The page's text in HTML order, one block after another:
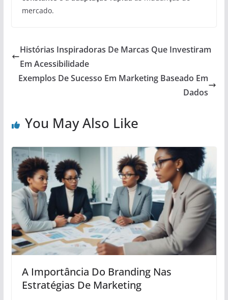
mercado.
Histórias Inspiradoras De Marcas Que Investiram
Em Acessibilidade
Exemplos De Sucesso Em Marketing Baseado Em
Dados
You May Also Like
A Importância Do Branding Nas
Estratégias De Marketing